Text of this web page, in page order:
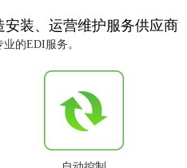
装、运营维护服务供应商
的EDI服务。